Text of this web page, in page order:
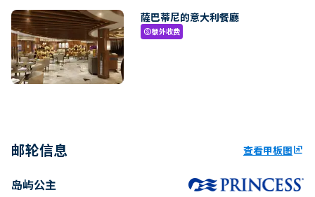
薩巴蒂尼的意大利餐廳
paid额外收费
邮轮信息 查看甲板图ungroup
岛屿公主